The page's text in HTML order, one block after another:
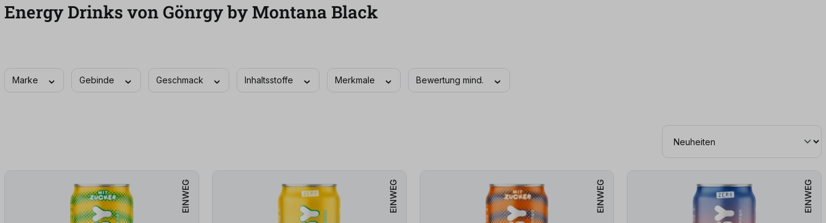
Energy Drinks von Gönrgy by Montana Black
Marke Gebinde Geschmack Inhaltsstoffe Merkmale Bewertung mind.
EINWEG EINWEG EINWEG EINWEG